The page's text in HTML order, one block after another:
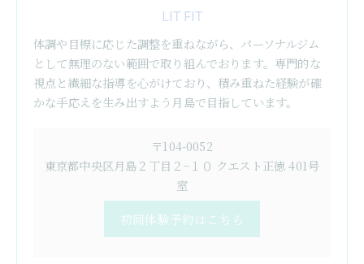
LIT FIT
体調や目標に応じた調整を重ねながら、パーソナルジム
として無理のない範囲で取り組んでおります。専門的な
視点と繊細な指導を心がけており、積み重ねた経験が確
かな手応えを生み出すよう月島で目指しています。
〒104-0052
東京都中央区月島２丁目２−１０ クエスト正徳 401号
室
初回体験予約はこちら